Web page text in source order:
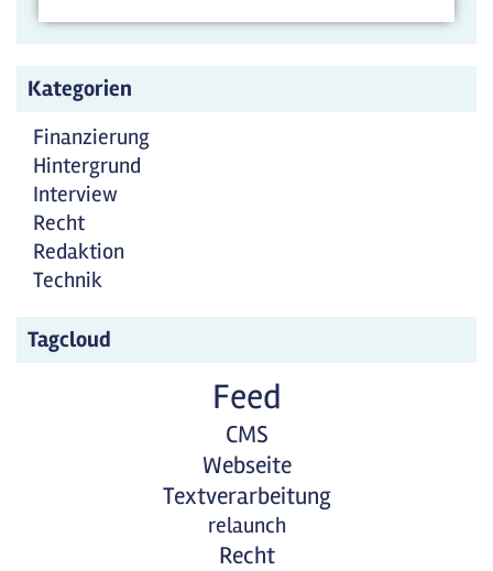
Kategorien
Finanzierung
Hintergrund
Interview
Recht
Redaktion
Technik
Tagcloud
Feed
CMS
Webseite
Textverarbeitung
relaunch
Recht